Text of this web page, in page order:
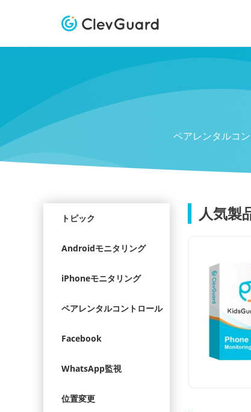
ペアレンタルコ
トピック
Androidモニタリング
iPhoneモニタリング
ペアレンタルコントロール
Facebook
WhatsApp監視
位置変更
人気製